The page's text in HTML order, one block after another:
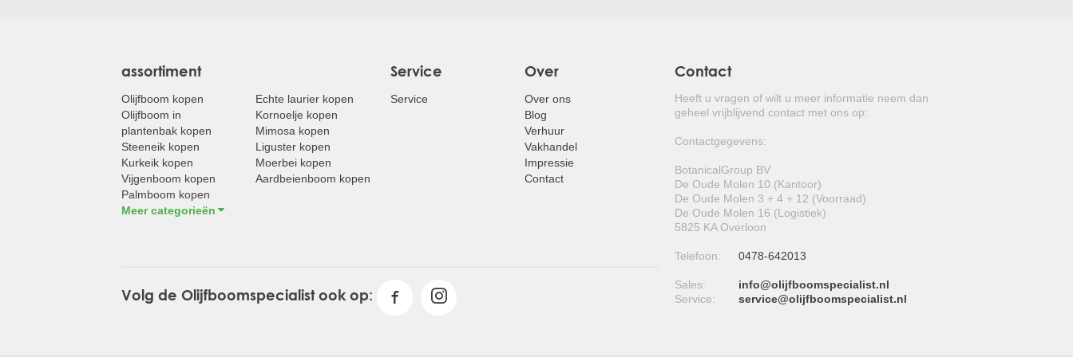
assortiment
Olijfboom kopen
Olijfboom in
plantenbak kopen
Steeneik kopen
Kurkeik kopen
Vijgenboom kopen
Palmboom kopen
Meer categorieën
Echte laurier kopen
Kornoelje kopen
Mimosa kopen
Liguster kopen
Moerbei kopen
Aardbeienboom kopen
Service
Service
Over
Over ons
Blog
Verhuur
Vakhandel
Impressie
Contact
Volg de Olijfboomspecialist ook op:
Contact
Heeft u vragen of wilt u meer informatie neem dan
geheel vrijblijvend contact met ons op:
Contactgegevens:
BotanicalGroup BV
De Oude Molen 10 (Kantoor)
De Oude Molen 3 + 4 + 12 (Voorraad)
De Oude Molen 16 (Logistiek)
5825 KA Overloon
Telefoon: 0478-642013
Sales:
info@olijfboomspecialist.nl
Service:
service@olijfboomspecialist.nl